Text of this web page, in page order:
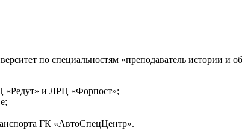
по специальностям «преподаватель истории и
«Редут» и ЛРЦ «Форпост»;
ГК «АвтоСпецЦентр».